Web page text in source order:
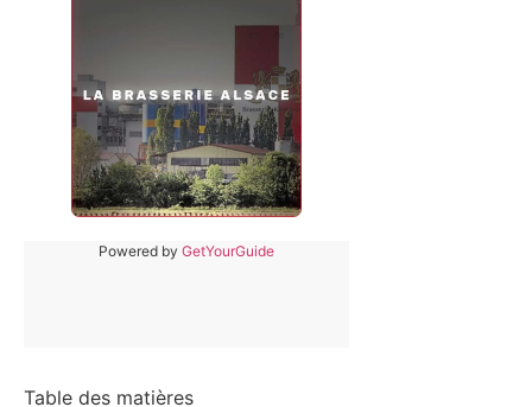
Powered by GetYourGuide
Table des matières